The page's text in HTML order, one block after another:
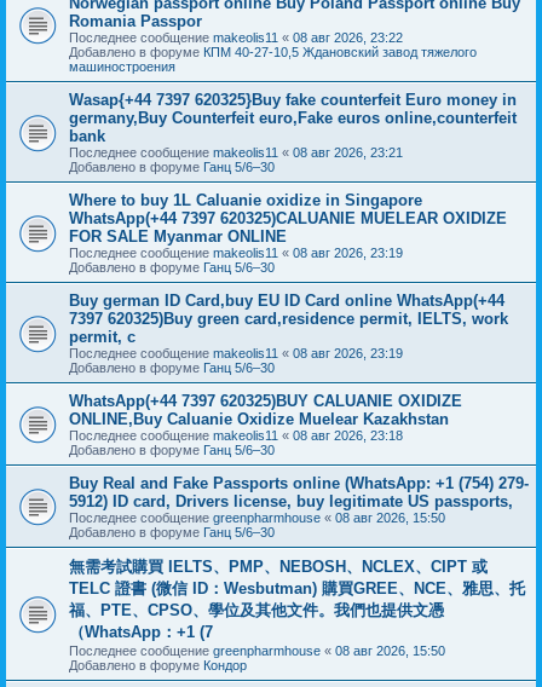
Romania Passpor
Последнее сообщение makeolis11 « 08 авг 2026, 23:22
Добавлено в форуме КПМ 40-27-10,5 Ждановский завод тяжелого
машиностроения
Wasap{+44 7397 620325}Buy fake counterfeit Euro money in
germany,Buy Counterfeit euro,Fake euros online,counterfeit
bank
Последнее сообщение makeolis11 « 08 авг 2026, 23:21
Добавлено в форуме Ганц 5/6–30
Where to buy 1L Caluanie oxidize in Singapore
WhatsApp(+44 7397 620325)CALUANIE MUELEAR OXIDIZE
FOR SALE Myanmar ONLINE
Последнее сообщение makeolis11 « 08 авг 2026, 23:19
Добавлено в форуме Ганц 5/6–30
Buy german ID Card,buy EU ID Card online WhatsApp(+44
7397 620325)Buy green card,residence permit, IELTS, work
permit, c
Последнее сообщение makeolis11 « 08 авг 2026, 23:19
Добавлено в форуме Ганц 5/6–30
WhatsApp(+44 7397 620325)BUY CALUANIE OXIDIZE
ONLINE,Buy Caluanie Oxidize Muelear Kazakhstan
Последнее сообщение makeolis11 « 08 авг 2026, 23:18
Добавлено в форуме Ганц 5/6–30
Buy Real and Fake Passports online (WhatsApp: +1 (754) 279-
5912) ID card, Drivers license, buy legitimate US passports,
Последнее сообщение greenpharmhouse « 08 авг 2026, 15:50
Добавлено в форуме Ганц 5/6–30
無需考試購買 IELTS、PMP、NEBOSH、NCLEX、CIPT 或
TELC 證書 (微信 ID：Wesbutman) 購買GREE、NCE、雅思、托
福、PTE、CPSO、學位及其他文件。我們也提供文憑
（WhatsApp：+1 (7
Последнее сообщение greenpharmhouse « 08 авг 2026, 15:50
Добавлено в форуме Кондор